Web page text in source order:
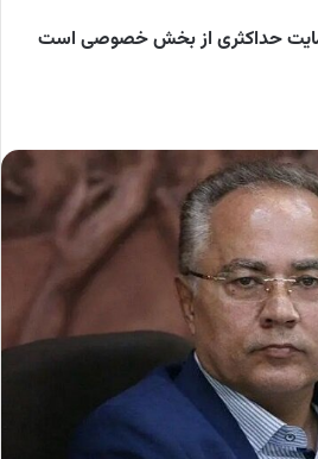
حداکثری از بخش خصوصی است